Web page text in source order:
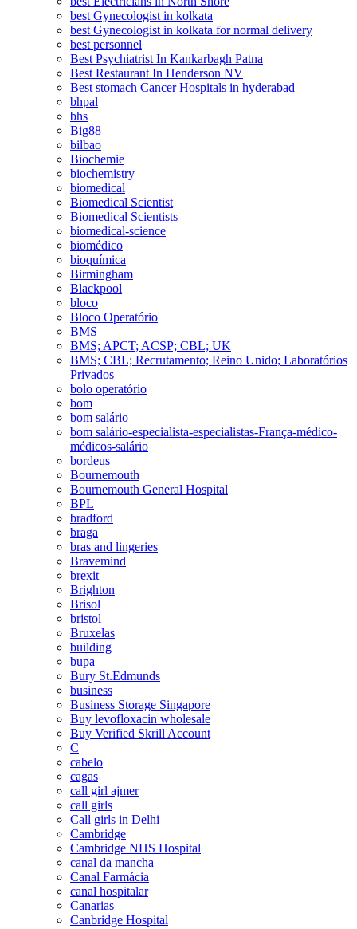
best Gynecologist in kolkata
best Gynecologist in kolkata for normal delivery
best personnel
Best Psychiatrist In Kankarbagh Patna
Best Restaurant In Henderson NV
Best stomach Cancer Hospitals in hyderabad
bhpal
bhs
Big88
bilbao
Biochemie
biochemistry
biomedical
Biomedical Scientist
Biomedical Scientists
biomedical-science
biomédico
bioquímica
Birmingham
Blackpool
bloco
Bloco Operatório
BMS
BMS; APCT; ACSP; CBL; UK
BMS; CBL; Recrutamento; Reino Unido; Laboratórios
Privados
bolo operatório
bom
bom salário
bom salário-especialista-especialistas-França-médico-
médicos-salário
bordeus
Bournemouth
Bournemouth General Hospital
BPL
bradford
braga
bras and lingeries
Bravemind
brexit
Brighton
Brisol
bristol
Bruxelas
building
bupa
Bury St.Edmunds
business
Business Storage Singapore
Buy levofloxacin wholesale
Buy Verified Skrill Account
C
cabelo
cagas
call girl ajmer
call girls
Call girls in Delhi
Cambridge
Cambridge NHS Hospital
canal da mancha
Canal Farmácia
canal hospitalar
Canarias
Canbridge Hospital